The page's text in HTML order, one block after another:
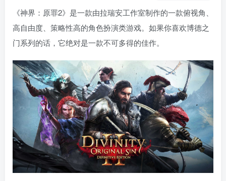
《神界：原罪2》是一款由拉瑞安工作室制作的一款俯视角、
高自由度、策略性高的角色扮演类游戏。如果你喜欢博德之
门系列的话，它绝对是一款不可多得的佳作。